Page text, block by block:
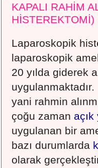
KAPALI RAHİM
HİSTEREKTOMİ)
Laparoskopik
laparoskopik
20 yılda giderek
yani rahmin
çoğu zaman
uygulanan bir
bazı durumlarda
olarak